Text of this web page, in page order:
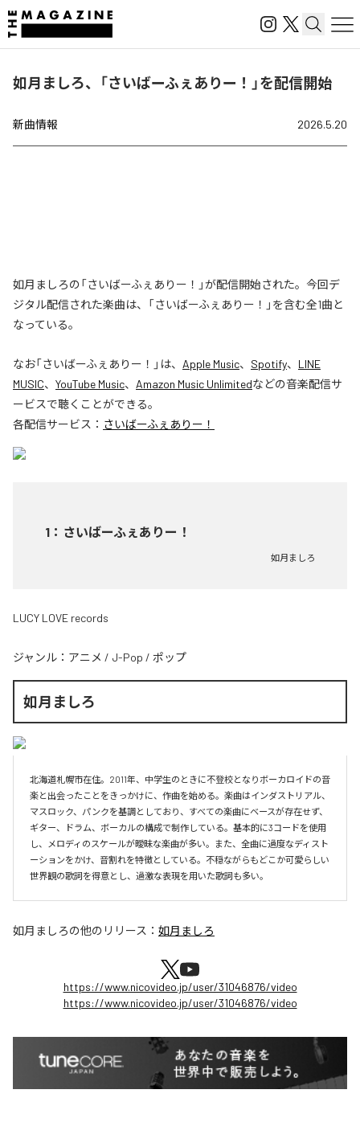
如月ましろ、「さいばーふぇありー！」を配信開始
新曲情報 2026.5.20
如月ましろの「さいばーふぇありー！」が配信開始された。今回デ
ジタル配信された楽曲は、「さいばーふぇありー！」を含む全1曲と
なっている。
なお「さいばーふぇありー！ 」は、 Apple Music、 Spotify、 LINE
MUSIC、 YouTube Music、 Amazon Music Unlimitedなどの音楽配信サ
ービスで聴くことができる。
各配信サービス： さいばーふぇありー！
1 ： さいばーふぇありー！
如月ましろ
LUCY LOVE records
ジャンル： アニメ / J-Pop / ポップ
如月ましろ
北海道札幌市在住。2011年、中学生のときに不登校となりボーカロイドの音
楽と出会ったことをきっかけに、作曲を始める。楽曲はインダストリアル、
マスロック、パンクを基調としており、すべての楽曲にベースが存在せず、
ギター、ドラム、ボーカルの構成で制作している。基本的に3コードを使用
し、メロディのスケールが曖昧な楽曲が多い。また、全曲に過度なディスト
ーションをかけ、音割れを特徴としている。不穏ながらもどこか可愛らしい
世界観の歌詞を得意とし、過激な表現を用いた歌詞も多い。
如月ましろの他のリリース： 如月ましろ
https://www.nicovideo.jp/user/31046876/video
https://www.nicovideo.jp/user/31046876/video